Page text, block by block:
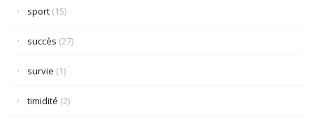
sport (15)
succès (27)
survie (1)
timidité (2)